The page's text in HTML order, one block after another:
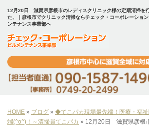
12月20日 滋賀県彦根市のレディスクリニック様の定期清掃を
た。｜彦根市でクリニック清掃ならチェック・コーポレーショ
ンテナンス事業部へ
HOME » ブログ » ◆てこパカ現場最先端！医療・福祉
端(^o^)！～清掃員てこパカ » 12月20日 滋賀県彦根